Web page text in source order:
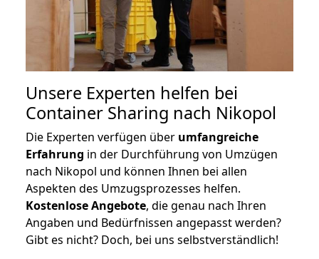
Unsere Experten helfen bei
Container Sharing nach Nikopol
Die Experten verfügen über umfangreiche
Erfahrung in der Durchführung von Umzügen
nach Nikopol und können Ihnen bei allen
Aspekten des Umzugsprozesses helfen.
Kostenlose Angebote, die genau nach Ihren
Angaben und Bedürfnissen angepasst werden?
Gibt es nicht? Doch, bei uns selbstverständlich!